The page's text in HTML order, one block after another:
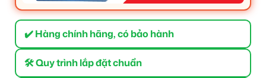
✔️ Hàng chính hãng, có bảo hành
🛠 Quy trình lắp đặt chuẩn